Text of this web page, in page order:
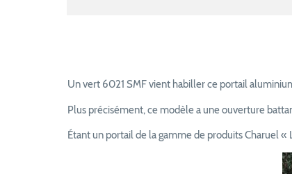
Un vert 6021 SMF vient habiller ce portail
Plus précisément, ce modèle a une ouverture
Étant un portail de la gamme de produits Charuel